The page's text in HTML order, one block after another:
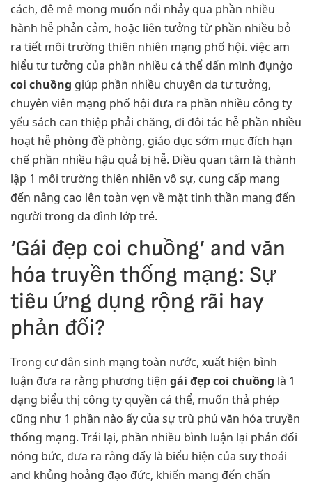
cách, đê mê mong muốn nổi nhảy qua phần nhiều
hành hễ phản cảm, hoặc liên tưởng từ phần nhiều bỏ
ra tiết môi trường thiên nhiên mạng phố hội. việc am
hiểu tư tưởng của phần nhiều cá thể dấn mình đụng̀o
coi chuồng giúp phần nhiều chuyên da tư tưởng,
chuyên viên mạng phố hội đưa ra phần nhiều công ty
yếu sách can thiệp phải chăng, đi đôi tác hễ phần nhiều
hoạt hễ phòng đề phòng, giáo dục sớm mục đích hạn
chế phần nhiều hậu quả bị hễ. Điều quan tâm là thành
lập 1 môi trường thiên nhiên vô sự, cung cấp mang
đến nâng cao lên toàn vẹn về mặt tinh thần mang đến
người trong da đình lớp trẻ.
‘Gái đẹp coi chuồng’ and văn
hóa truyền thống mạng: Sự
tiêu ứng dụng rộng rãi hay
phản đối?
Trong cư dân sinh mạng toàn nước, xuất hiện bình
luận đưa ra rằng phương tiện gái đẹp coi chuồng là 1
dạng biểu thị công ty quyền cá thể, muốn thả phép
cũng như 1 phần nào ấy của sự trù phú văn hóa truyền
thống mạng. Trái lại, phần nhiều bình luận lại phản đối
nóng bức, đưa ra rằng đấy là biểu hiện của suy thoái
and khủng hoảng đạo đức, khiến mang đến chấn